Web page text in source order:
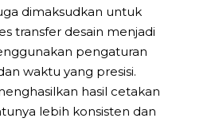
dimaksudkan untuk
transfer desain menjadi
pengaturan
waktu yang presisi.
hasil cetakan
lebih konsisten dan